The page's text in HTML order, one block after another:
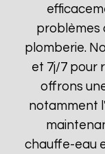
problèmes
plomberie.
et 7j/7 pour
offrons
notamment
chauffe-eau